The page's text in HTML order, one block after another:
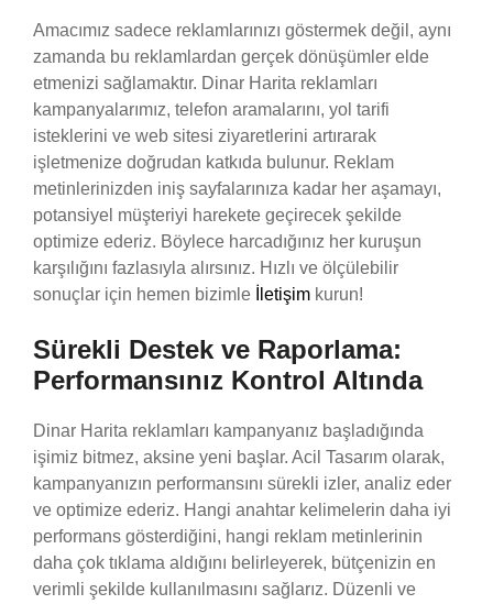
Amacımız sadece reklamlarınızı göstermek değil, aynı
zamanda bu reklamlardan gerçek dönüşümler elde
etmenizi sağlamaktır. Dinar Harita reklamları
kampanyalarımız, telefon aramalarını, yol tarifi
isteklerini ve web sitesi ziyaretlerini artırarak
işletmenize doğrudan katkıda bulunur. Reklam
metinlerinizden iniş sayfalarınıza kadar her aşamayı,
potansiyel müşteriyi harekete geçirecek şekilde
optimize ederiz. Böylece harcadığınız her kuruşun
karşılığını fazlasıyla alırsınız. Hızlı ve ölçülebilir
sonuçlar için hemen bizimle
İletişim kurun!
Sürekli Destek ve Raporlama:
Performansınız Kontrol Altında
Dinar Harita reklamları kampanyanız başladığında
işimiz bitmez, aksine yeni başlar. Acil Tasarım olarak,
kampanyanızın performansını sürekli izler, analiz eder
ve optimize ederiz. Hangi anahtar kelimelerin daha iyi
performans gösterdiğini, hangi reklam metinlerinin
daha çok tıklama aldığını belirleyerek, bütçenizin en
verimli şekilde kullanılmasını sağlarız. Düzenli ve